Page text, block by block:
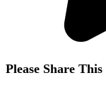
Please Share This